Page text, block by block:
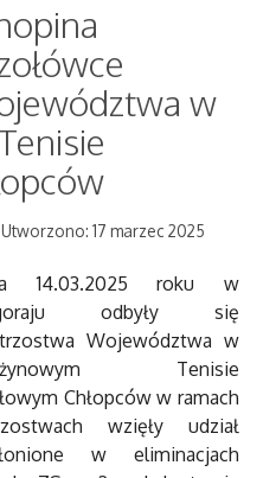
w
Utworzono: 17 marzec 2025
14.03.2025 roku w
odbyły się
Województwa w
Tenisie
Chłopców w ramach
wzięły udział
w eliminacjach